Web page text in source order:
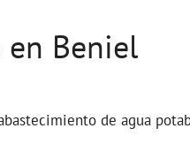
Beniel
de agua